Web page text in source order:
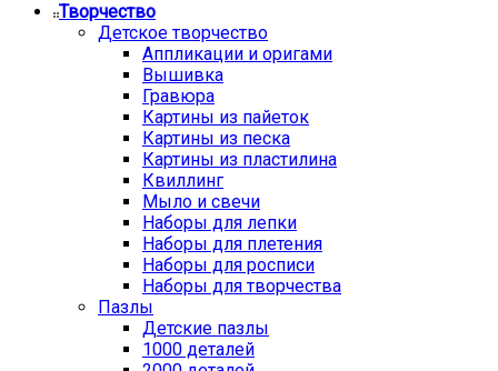
Творчество
Детское творчество
Аппликации и оригами
Вышивка
Гравюра
Картины из пайеток
Картины из песка
Картины из пластилина
Квиллинг
Мыло и свечи
Наборы для лепки
Наборы для плетения
Наборы для росписи
Наборы для творчества
Пазлы
Детские пазлы
1000 деталей